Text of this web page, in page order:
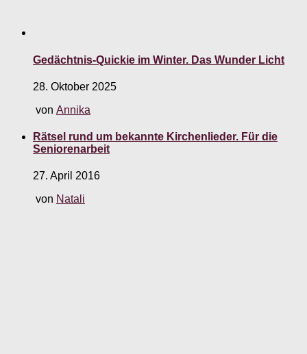
Gedächtnis-Quickie im Winter. Das Wunder Licht
28. Oktober 2025
von Annika
Rätsel rund um bekannte Kirchenlieder. Für die
Seniorenarbeit
27. April 2016
von Natali